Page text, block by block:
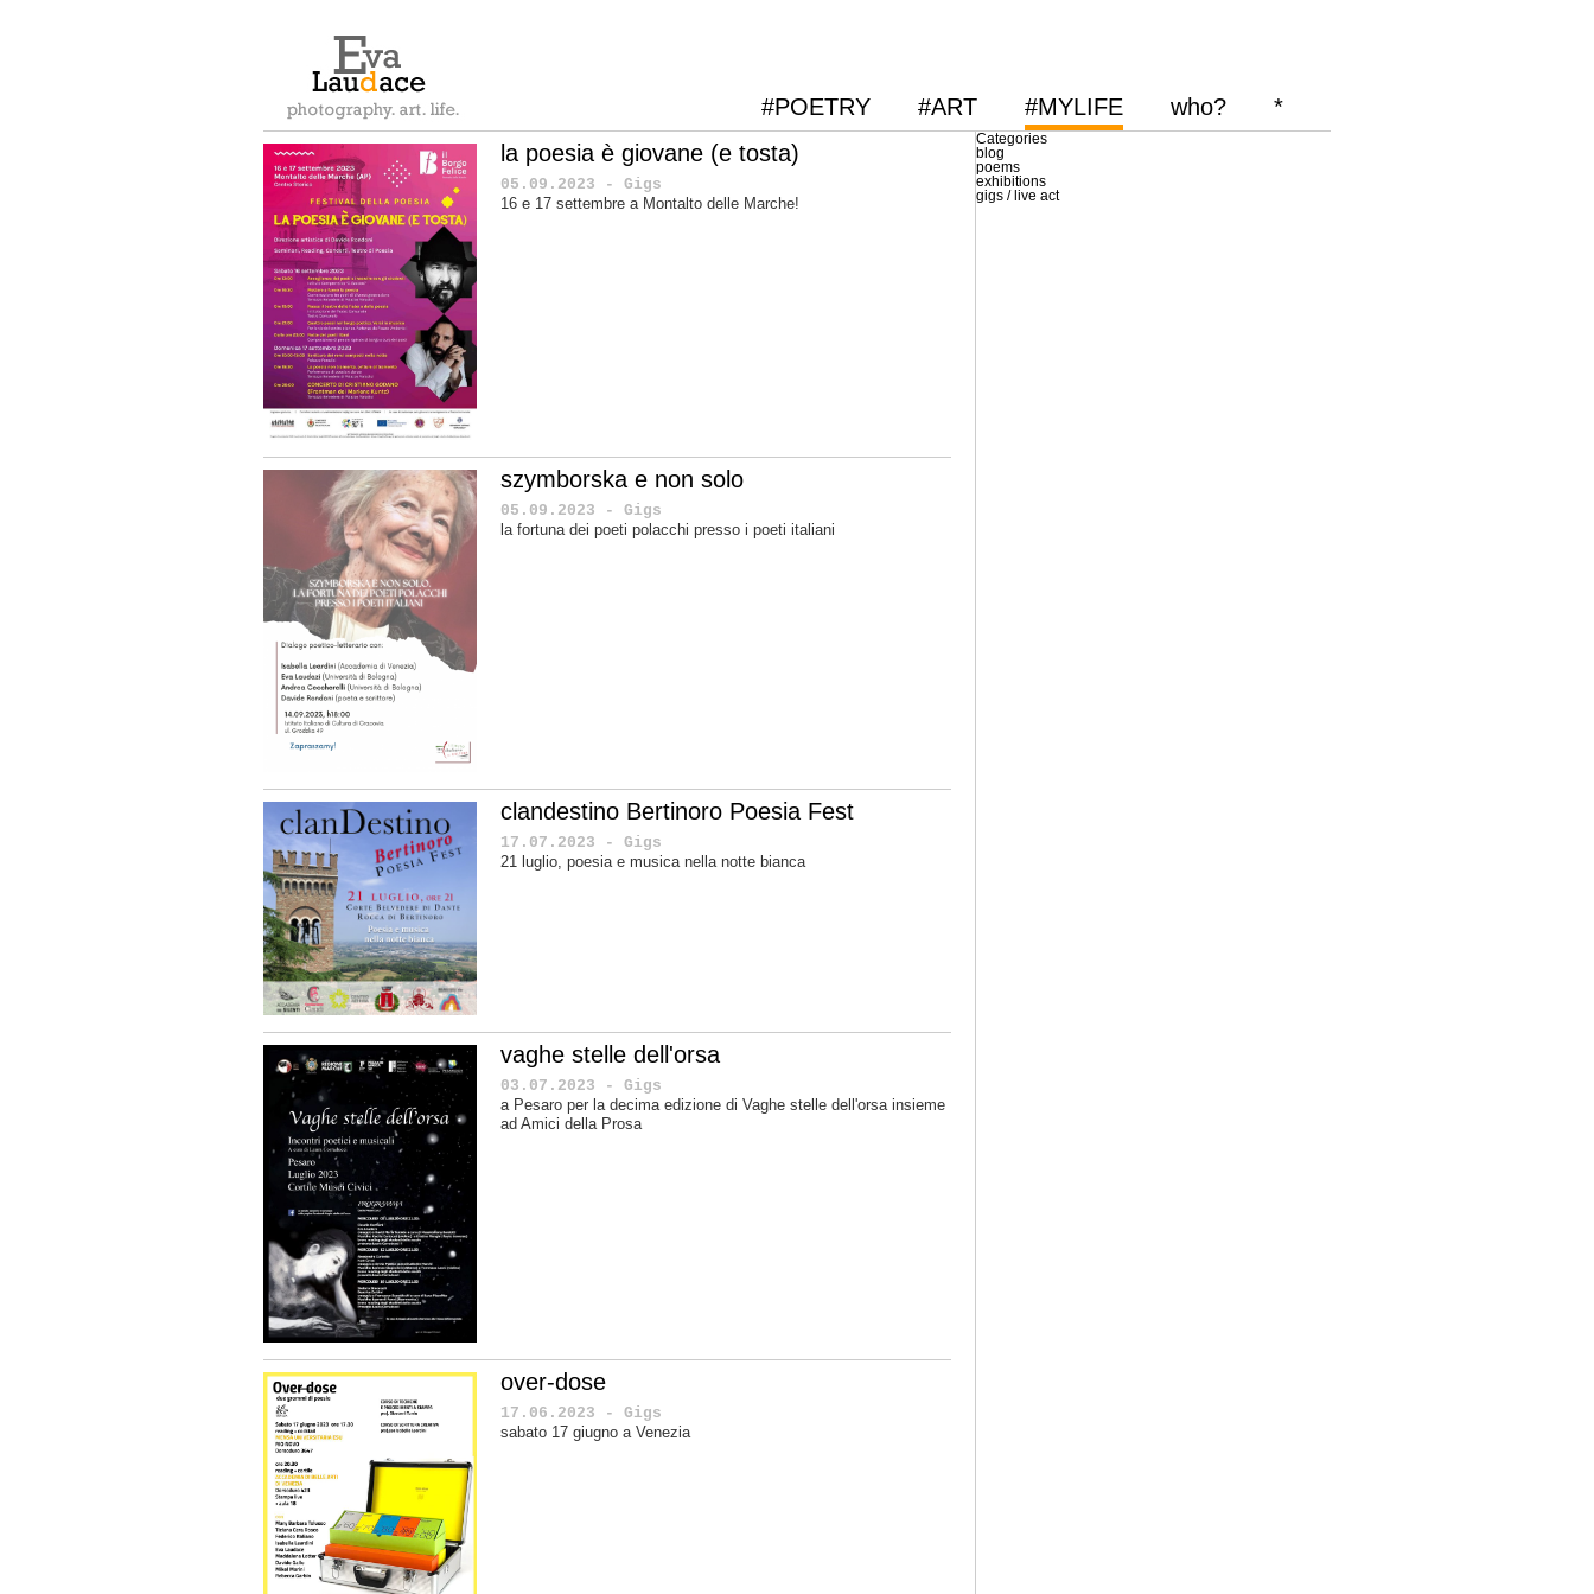
#POETRY #ART #MYLIFE who?
*
la poesia è giovane (e tosta)
05.09.2023 - Gigs
16 e 17 settembre a Montalto delle Marche!
szymborska e non solo
05.09.2023 - Gigs
la fortuna dei poeti polacchi presso i poeti italiani
clandestino Bertinoro Poesia Fest
17.07.2023 - Gigs
21 luglio, poesia e musica nella notte bianca
vaghe stelle dell'orsa
03.07.2023 - Gigs
a Pesaro per la decima edizione di Vaghe stelle dell'orsa insieme
ad Amici della Prosa
over-dose
17.06.2023 - Gigs
sabato 17 giugno a Venezia
Categories
blog
poems
exhibitions
gigs / live act